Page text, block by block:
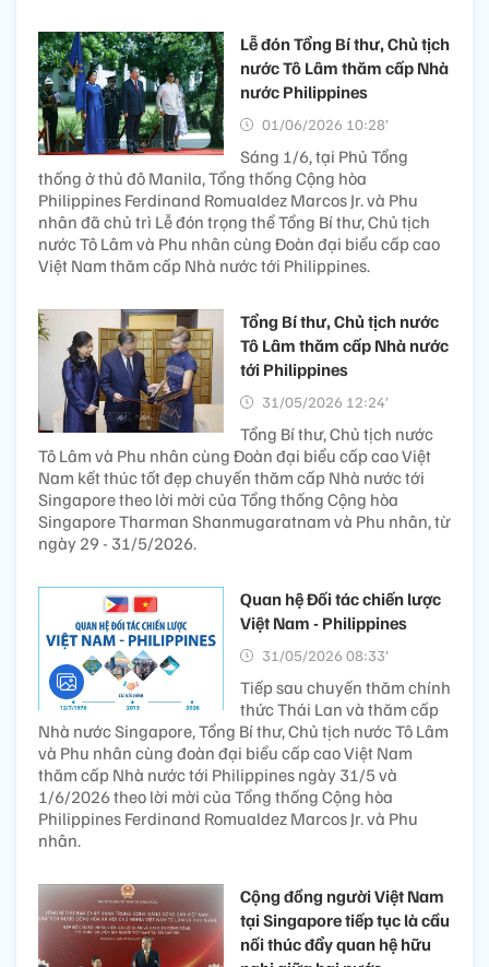
Lễ đón Tổng Bí thư, Chủ tịch
nước Tô Lâm thăm cấp Nhà
nước Philippines
01/06/2026 10:28’
Sáng 1/6, tại Phủ Tổng
thống ở thủ đô Manila, Tổng thống Cộng hòa
Philippines Ferdinand Romualdez Marcos Jr. và Phu
nhân đã chủ trì Lễ đón trọng thể Tổng Bí thư, Chủ tịch
nước Tô Lâm và Phu nhân cùng Đoàn đại biểu cấp cao
Việt Nam thăm cấp Nhà nước tới Philippines.
Tổng Bí thư, Chủ tịch nước
Tô Lâm thăm cấp Nhà nước
tới Philippines
31/05/2026 12:24’
Tổng Bí thư, Chủ tịch nước
Tô Lâm và Phu nhân cùng Đoàn đại biểu cấp cao Việt
Nam kết thúc tốt đẹp chuyến thăm cấp Nhà nước tới
Singapore theo lời mời của Tổng thống Cộng hòa
Singapore Tharman Shanmugaratnam và Phu nhân, từ
ngày 29 - 31/5/2026.
Quan hệ Đối tác chiến lược
Việt Nam - Philippines
31/05/2026 08:33’
Tiếp sau chuyến thăm chính
thức Thái Lan và thăm cấp
Nhà nước Singapore, Tổng Bí thư, Chủ tịch nước Tô Lâm
và Phu nhân cùng đoàn đại biểu cấp cao Việt Nam
thăm cấp Nhà nước tới Philippines ngày 31/5 và
1/6/2026 theo lời mời của Tổng thống Cộng hòa
Philippines Ferdinand Romualdez Marcos Jr. và Phu
nhân.
Cộng đồng người Việt Nam
tại Singapore tiếp tục là cầu
nối thúc đẩy quan hệ hữu